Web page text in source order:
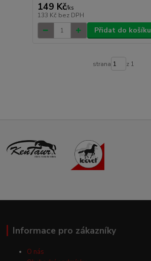
149 Kč/ks
133 Kč bez DPH
Přidat do košíku
strana z 1
Informace pro zákazníky
O nás